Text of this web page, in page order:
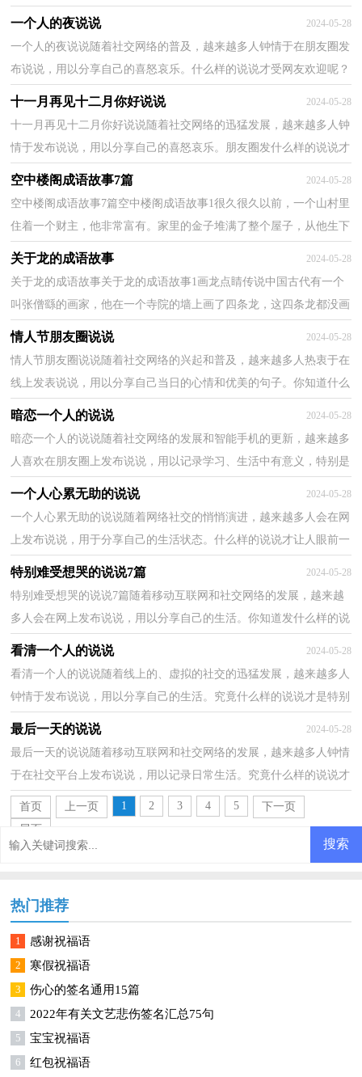
吗？下面是小编为大家收集的开工大吉的说说，欢迎大家...
一个人的夜说说 2024-05-28
一个人的夜说说随着社交网络的普及，越来越多人钟情于在朋友圈发
布说说，用以分享自己的喜怒哀乐。什么样的说说才受网友欢迎呢？
十一月再见十二月你好说说 2024-05-28
十一月再见十二月你好说说随着社交网络的迅猛发展，越来越多人钟
情于发布说说，用以分享自己的喜怒哀乐。朋友圈发什么样的说说才
空中楼阁成语故事7篇 2024-05-28
空中楼阁成语故事7篇空中楼阁成语故事1很久很久以前，一个山村里
住着一个财主，他非常富有。家里的金子堆满了整个屋子，从他生下
关于龙的成语故事 2024-05-28
关于龙的成语故事关于龙的成语故事1画龙点睛传说中国古代有一个
叫张僧繇的画家，他在一个寺院的墙上画了四条龙，这四条龙都没画
情人节朋友圈说说 2024-05-28
情人节朋友圈说说随着社交网络的兴起和普及，越来越多人热衷于在
线上发表说说，用以分享自己当日的心情和优美的句子。你知道什么
样的说说才有创意吗？以下是小编精心整理的情人节...
暗恋一个人的说说 2024-05-28
暗恋一个人的说说随着社交网络的发展和智能手机的更新，越来越多
人喜欢在朋友圈上发布说说，用以记录学习、生活中有意义，特别是
一个人心累无助的说说 2024-05-28
一个人心累无助的说说随着网络社交的悄悄演进，越来越多人会在网
上发布说说，用于分享自己的生活状态。什么样的说说才让人眼前一
特别难受想哭的说说7篇 2024-05-28
特别难受想哭的说说7篇随着移动互联网和社交网络的发展，越来越
多人会在网上发布说说，用以分享自己的生活。你知道发什么样的说
看清一个人的说说 2024-05-28
看清一个人的说说随着线上的、虚拟的社交的迅猛发展，越来越多人
钟情于发布说说，用以分享自己的生活。究竟什么样的说说才是特别
最后一天的说说 2024-05-28
最后一天的说说随着移动互联网和社交网络的发展，越来越多人钟情
于在社交平台上发布说说，用以记录日常生活。究竟什么样的说说才
是特别的呢？下面是小编为大家整理的最后一天的说...
首页 上一页 1 2 3 4 5
下一页
尾页
热门推荐
1 感谢祝福语
2 寒假祝福语
3 伤心的签名通用15篇
4 2022年有关文艺悲伤签名汇总75句
5 宝宝祝福语
6 红包祝福语